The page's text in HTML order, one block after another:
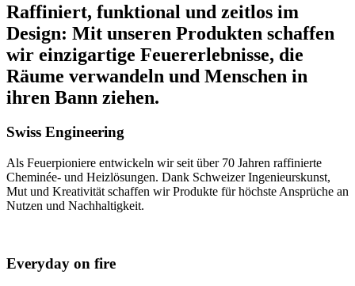
Raffiniert, funktional und zeitlos im
Design: Mit unseren Produkten schaffen
wir einzigartige Feuererlebnisse, die
Räume verwandeln und Menschen in
ihren Bann ziehen.
Swiss Engineering
Als Feuerpioniere entwickeln wir seit über 70 Jahren raffinierte
Cheminée- und Heizlösungen. Dank Schweizer Ingenieurskunst,
Mut und Kreativität schaffen wir Produkte für höchste Ansprüche an
Nutzen und Nachhaltigkeit.
Everyday on fire